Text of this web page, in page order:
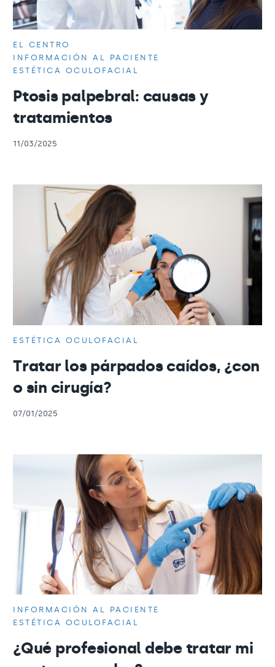
EL CENTRO
INFORMACIÓN AL PACIENTE
ESTÉTICA OCULOFACIAL
Ptosis palpebral: causas y
tratamientos
11/03/2025
ESTÉTICA OCULOFACIAL
Tratar los párpados caídos, ¿con
o sin cirugía?
07/01/2025
INFORMACIÓN AL PACIENTE
ESTÉTICA OCULOFACIAL
¿Qué profesional debe tratar mi